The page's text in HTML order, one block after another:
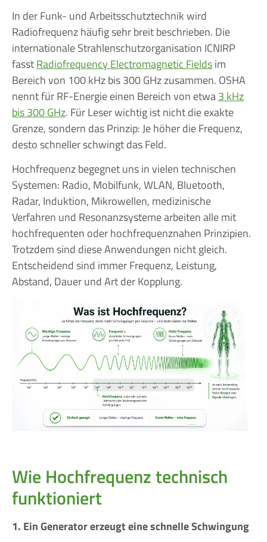
In der Funk- und Arbeitsschutztechnik wird
Radiofrequenz häufig sehr breit beschrieben. Die
internationale Strahlenschutzorganisation ICNIRP
fasstRadiofrequency Electromagnetic Fieldsim
Bereich von 100 kHz bis 300 GHz zusammen. OSHA
nennt für RF-Energie einen Bereich von etwa3 kHz
bis 300 GHz. Für Leser wichtig ist nicht die exakte
Grenze, sondern das Prinzip: Je höher die Frequenz,
desto schneller schwingt das Feld.
Hochfrequenz begegnet uns in vielen technischen
Systemen: Radio, Mobilfunk, WLAN, Bluetooth,
Radar, Induktion, Mikrowellen, medizinische
Verfahren und Resonanzsysteme arbeiten alle mit
hochfrequenten oder hochfrequenznahen Prinzipien.
Trotzdem sind diese Anwendungen nicht gleich.
Entscheidend sind immer Frequenz, Leistung,
Abstand, Dauer und Art der Kopplung.
Wie Hochfrequenz technisch
funktioniert
1. Ein Generator erzeugt eine schnelle Schwingung